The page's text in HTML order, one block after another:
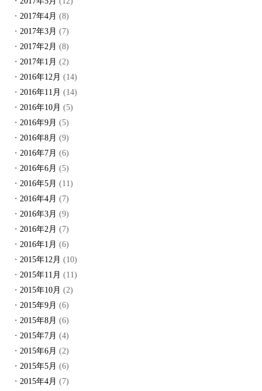
2017年4月 (8)
2017年3月 (7)
2017年2月 (8)
2017年1月 (2)
2016年12月 (14)
2016年11月 (14)
2016年10月 (5)
2016年9月 (5)
2016年8月 (9)
2016年7月 (6)
2016年6月 (5)
2016年5月 (11)
2016年4月 (7)
2016年3月 (9)
2016年2月 (7)
2016年1月 (6)
2015年12月 (10)
2015年11月 (11)
2015年10月 (2)
2015年9月 (6)
2015年8月 (6)
2015年7月 (4)
2015年6月 (2)
2015年5月 (6)
2015年4月 (7)